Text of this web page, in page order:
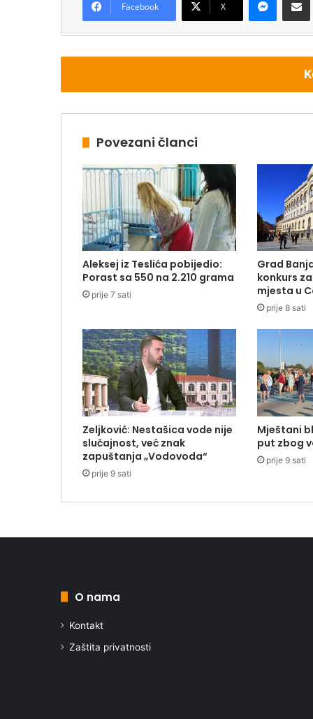
Facebook X
Povezani članci
Aleksej iz Teslića pobijedio:
Porast sa 550 na 2.210 grama
prije 7 sati
Grad
konkurs
mjesta u
prije 8 sati
Zeljković: Nestašica vode nije
slučajnost, već znak
zapuštanja „Vodovoda“
prije 9 sati
Mještani
put zbog
prije 9 sati
O nama
Kontakt
Zaštita privatnosti